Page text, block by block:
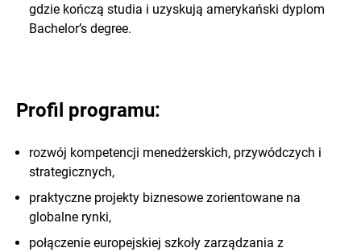
gdzie kończą studia i uzyskują amerykański dyplom
Bachelor’s degree.
Profil programu:
rozwój kompetencji menedżerskich, przywódczych i
strategicznych,
praktyczne projekty biznesowe zorientowane na
globalne rynki,
połączenie europejskiej szkoły zarządzania z